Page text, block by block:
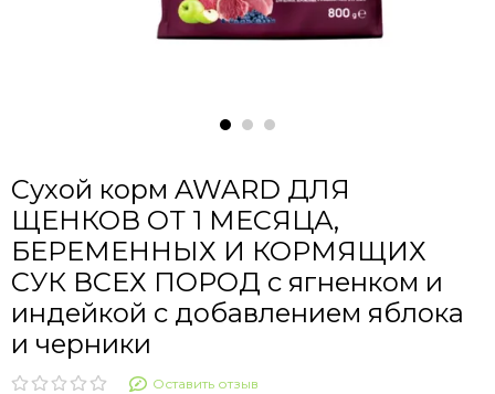
Сухой корм AWARD ДЛЯ
ЩЕНКОВ ОТ 1 МЕСЯЦА,
БЕРЕМЕННЫХ И КОРМЯЩИХ
СУК ВСЕХ ПОРОД с ягненком и
индейкой с добавлением яблока
и черники
Оставить отзыв